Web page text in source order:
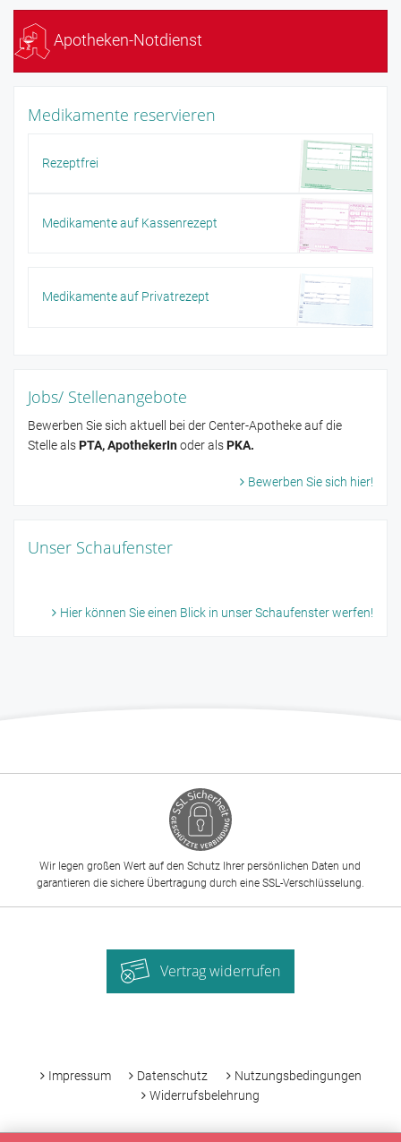
Apotheken-Notdienst
Medikamente reservieren
Rezeptfrei
Medikamente auf Kassenrezept
Medikamente auf Privatrezept
Jobs/ Stellenangebote
Bewerben Sie sich aktuell bei der Center-Apotheke auf die
Stelle alsPTA, ApothekerInoder alsPKA.
Bewerben Sie sich hier!
Unser Schaufenster
Hier können Sie einen Blick in unser Schaufenster werfen!
Wir legen großen Wert auf den Schutz Ihrer persönlichen Daten und
garantieren die sichere Übertragung durch eine SSL-Verschlüsselung.
Vertrag widerrufen
Impressum Datenschutz
Nutzungsbedingungen
Widerrufsbelehrung